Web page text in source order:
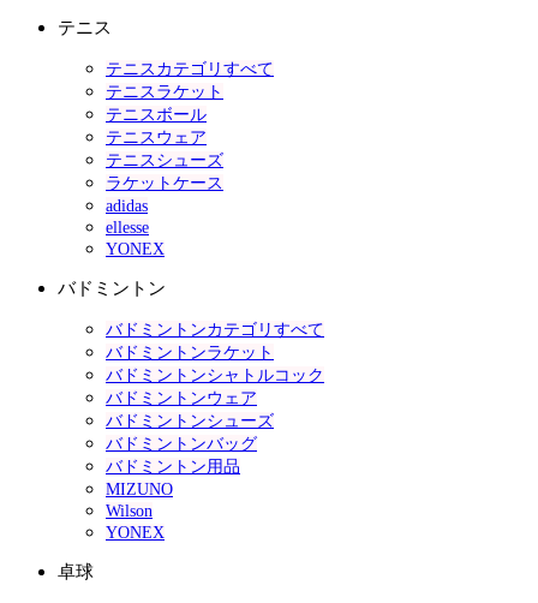
テニス
テニスカテゴリすべて
テニスラケット
テニスボール
テニスウェア
テニスシューズ
ラケットケース
adidas
ellesse
YONEX
バドミントン
バドミントンカテゴリすべて
バドミントンラケット
バドミントンシャトルコック
バドミントンウェア
バドミントンシューズ
バドミントンバッグ
バドミントン用品
MIZUNO
Wilson
YONEX
卓球